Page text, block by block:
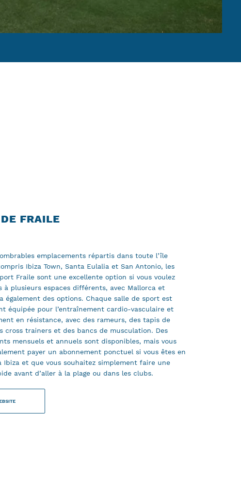
FRAILE
emplacements répartis dans toute l’île
Ibiza Town, Santa Eulalia et San Antonio, les
Fraile sont une excellente option si vous voulez
à plusieurs espaces différents, avec Mallorca et
également des options. Chaque salle de sport est
équipée pour l’entraînement cardio-vasculaire et
en résistance, avec des rameurs, des tapis de
cross trainers et des bancs de musculation. Des
mensuels et annuels sont disponibles, mais vous
payer un abonnement ponctuel si vous êtes en
Ibiza et que vous souhaitez simplement faire une
avant d’aller à la plage ou dans les clubs.